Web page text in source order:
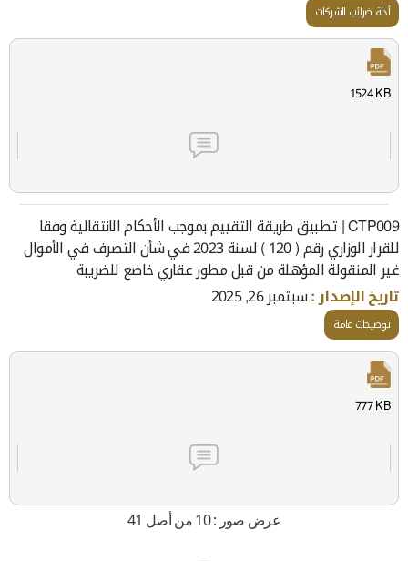
أدلة ضرائب الشركات
1524 KB
CTP009 | تطبيق طريقة التقييم بموجب الأحكام الانتقالية وفقا
للقرار الوزاري رقم ( 120 ) لسنة 2023 في شأن التصرف في الأموال
غير المنقولة المؤهلة من قبل مطور عقاري خاضع للضريبة
تاريخ الإصدار :سبتمبر 26, 2025
توضيحات عامة
777 KB
عرض صور : 10 من أصل 41